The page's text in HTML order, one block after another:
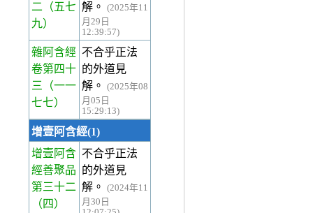
二 （五七
九）
解。
(2025年11
月29日
12:39:57)
雜阿含經
卷第四十
三
（一一
七七）
不合乎正法
的外道見
解。
(2025年08
月05日
15:29:13)
增壹阿含經(1)
增壹阿含
經善聚品
第三十二
（四）
不合乎正法
的外道見
解。
(2024年11
月30日